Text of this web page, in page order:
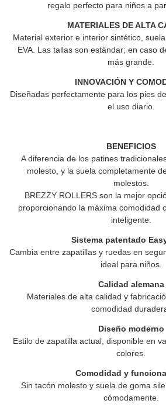
regalo perfecto para niños a
MATERIALES DE ALTA
Material exterior e interior sintético,
EVA. Las tallas son estándar; en caso
más grande.
INNOVACIÓN Y
Diseñadas perfectamente para los pies
el uso diario.
BENEFICIOS
A diferencia de los patines
molesto, y la suela completamente
molestos.
BREZZY ROLLERS son la mejor
proporcionando la máxima comodidad
inteligente.
Sistema patentado
Cambia entre zapatillas y ruedas en
ideal para niños.
Calidad alemana
Materiales de alta calidad y
comodidad
Diseño moderno
Estilo de zapatilla actual, disponible en
colores.
Comodidad y
Sin tacón molesto y suela de goma
cómodamente.